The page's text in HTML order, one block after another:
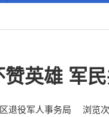
赞英雄 军
退役军人事务局 浏览次